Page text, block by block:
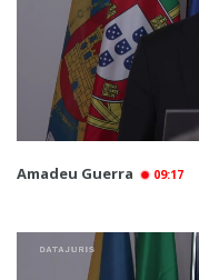
Amadeu Guerra 09:17